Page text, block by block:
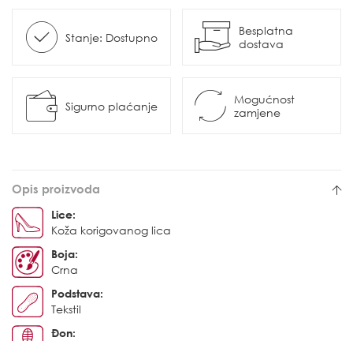
Stanje: Dostupno
Besplatna
dostava
Sigurno plaćanje
Mogućnost
zamjene
Opis proizvoda
Lice:
Koža korigovanog lica
Boja:
Crna
Podstava:
Tekstil
Đon: